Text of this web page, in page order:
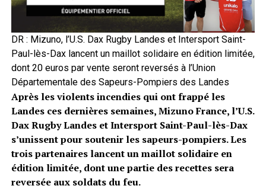
DR : Mizuno, l’U.S. Dax Rugby Landes et Intersport Saint-
Paul-lès-Dax lancent un maillot solidaire en édition limitée,
dont 20 euros par vente seront reversés à l’Union
Départementale des Sapeurs-Pompiers des Landes
Après les violents incendies qui ont frappé les
Landes ces dernières semaines, Mizuno France, l’U.S.
Dax Rugby Landes et Intersport Saint-Paul-lès-Dax
s’unissent pour soutenir les sapeurs-pompiers. Les
trois partenaires lancent un maillot solidaire en
édition limitée, dont une partie des recettes sera
reversée aux soldats du feu.